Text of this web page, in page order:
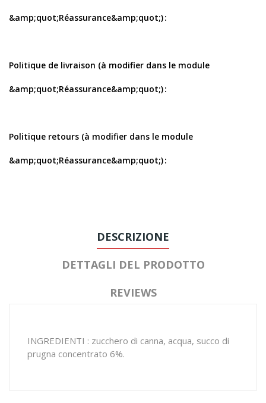
&amp;quot;Réassurance&amp;quot;)
Politique de livraison (à modifier dans le module
&amp;quot;Réassurance&amp;quot;)
Politique retours (à modifier dans le module
&amp;quot;Réassurance&amp;quot;)
DESCRIZIONE
DETTAGLI DEL PRODOTTO
REVIEWS
INGREDIENTI : zucchero di canna, acqua, succo di
prugna concentrato 6%.